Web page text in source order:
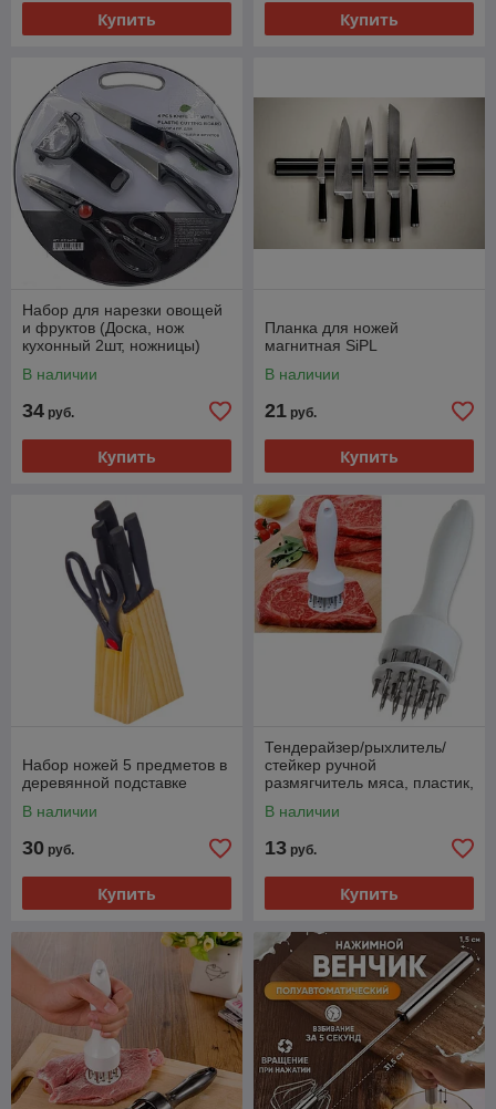
Купить Купить
Набор для нарезки овощей
и фруктов (Доска, нож
кухонный 2шт, ножницы)
В наличии
34 руб.
Купить
Планка для ножей
магнитная SiPL
В наличии
21 руб.
Купить
Набор ножей 5 предметов в
деревянной подставке
В наличии
30 руб.
Купить
Тендерайзер/рыхлитель/
стейкер ручной
размягчитель мяса, пластик,
В наличии
13 руб.
Купить